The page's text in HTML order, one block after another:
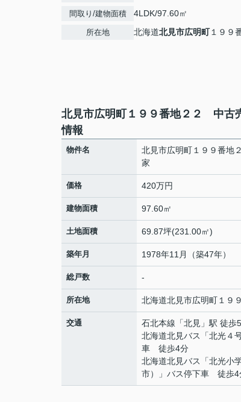
間取り/建物面積 4LDK/97.60㎡
所在地 北海道北見市広明町１９９
北見市広明町１９９番地２２ 中
情報
物件名
北見市広明町１９９番地
家
価格 420万円
建物面積 97.60㎡
土地面積 69.87坪(231.00㎡)
築年月 1978年11月（築47年）
総戸数 -
所在地 北海道北見市広明町 １９
交通 石北本線 「北見 」駅 徒歩
北海道北見バス「北光４
車 徒歩4分
北海道北見バス「北光小
市）」バス停下車 徒歩4